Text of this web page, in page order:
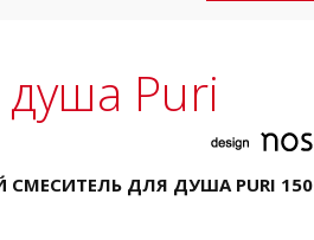
Puri
ДЛЯ ДУША PURI 150